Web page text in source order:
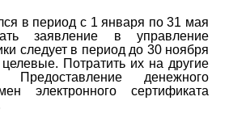
в период с 1 января по 31 мая
заявление в управление
следует в период до 30 ноября
Потратить их на другие
Предоставление денежного
электронного сертификата